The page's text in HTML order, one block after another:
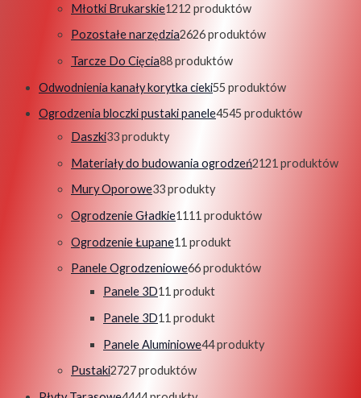
Młotki Brukarskie1212 produktów
Pozostałe narzędzia2626 produktów
Tarcze Do Cięcia88 produktów
Odwodnienia kanały korytka cieki55 produktów
Ogrodzenia bloczki pustaki panele4545 produktów
Daszki33 produkty
Materiały do budowania ogrodzeń2121 produktów
Mury Oporowe33 produkty
Ogrodzenie Gładkie1111 produktów
Ogrodzenie Łupane11 produkt
Panele Ogrodzeniowe66 produktów
Panele 3D11 produkt
Panele 3D11 produkt
Panele Aluminiowe44 produkty
Pustaki2727 produktów